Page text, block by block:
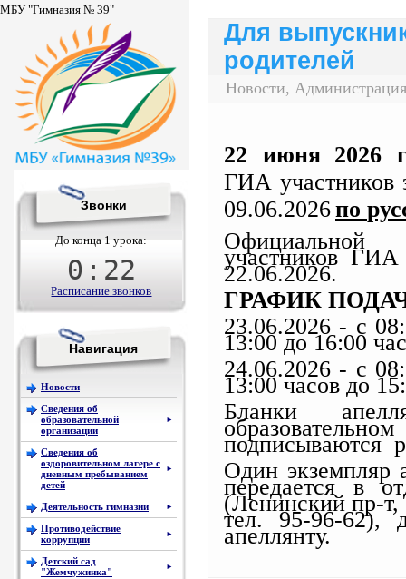
МБУ "Гимназия № 39"
Для
родителей
Новости,
22 июня 2026
ГИА участников
09.06.2026по
Официальной
участников
22.06.2026.
ГРАФИК
23.06.2026 - с
13:00 до 16:00
24.06.2026 - с
13:00 часов до 15
Бланки
подписываются
Один экземпляр
передается в
(Ленинский пр-
тел. 95-96-62),
апеллянту.
Звонки
До конца 1 урока:
0 : 22
Расписание звонков
Навигация
Новости
Сведения об
образовательной
организации
►
Сведения об
оздоровительном лагере с
дневным пребыванием
детей
►
Деятельность гимназии ►
Противодействие
коррупции
►
Детский сад
"Жемчужинка"
►